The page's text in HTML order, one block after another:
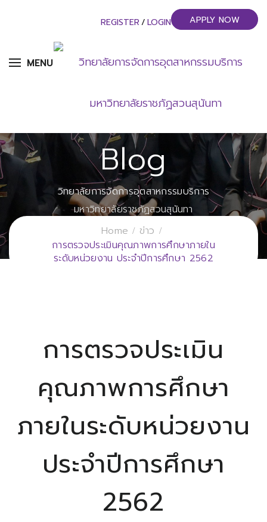
MENU
REGISTER / LOGIN APPLY NOW
Blog
วิทยาลัยการจัดการอุตสาหกรรมบริการ
มหาวิทยาลัยราชภัฏสวนสุนันทา
Home
ข่าว
การตรวจประเมินคุณภาพการศึกษาภายใน
ระดับหน่วยงาน ประจำปีการศึกษา 2562
การตรวจประเมิน
คุณภาพการศึกษา
ภายในระดับหน่วยงาน
ประจำปีการศึกษา
2562